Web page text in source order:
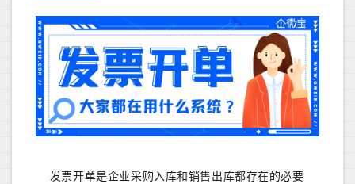
发票开单是企业采购入库和销售出库都存在的必要